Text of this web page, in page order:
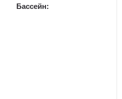
Бассейн: